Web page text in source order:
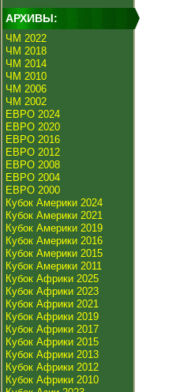
АРХИВЫ:
ЧМ 2022
ЧМ 2018
ЧМ 2014
ЧМ 2010
ЧМ 2006
ЧМ 2002
ЕВРО 2024
ЕВРО 2020
ЕВРО 2016
ЕВРО 2012
ЕВРО 2008
ЕВРО 2004
ЕВРО 2000
Кубок Америки 2024
Кубок Америки 2021
Кубок Америки 2019
Кубок Америки 2016
Кубок Америки 2015
Кубок Америки 2011
Кубок Африки 2025
Кубок Африки 2023
Кубок Африки 2021
Кубок Африки 2019
Кубок Африки 2017
Кубок Африки 2015
Кубок Африки 2013
Кубок Африки 2012
Кубок Африки 2010